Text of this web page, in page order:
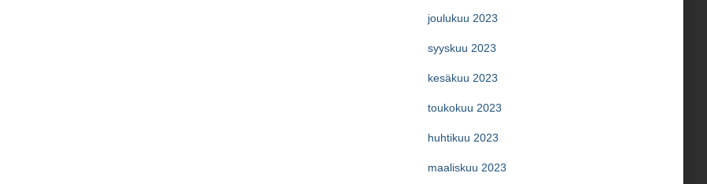
joulukuu 2023
syyskuu 2023
kesäkuu 2023
toukokuu 2023
huhtikuu 2023
maaliskuu 2023